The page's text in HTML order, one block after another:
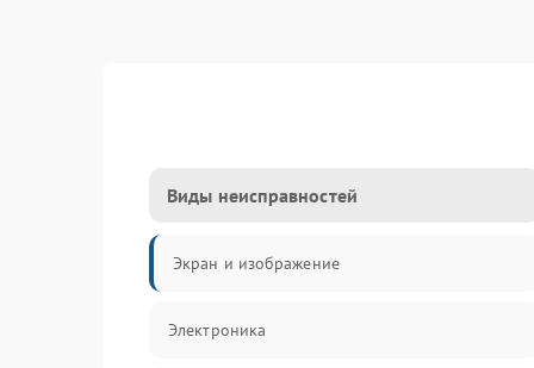
Виды неисправностей
Экран и изображение
Электроника